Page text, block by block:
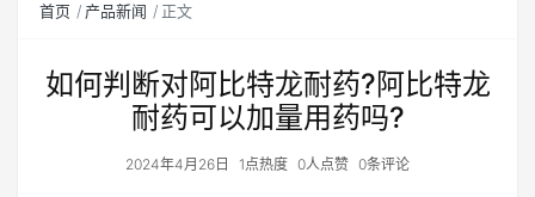
首页 产品新闻 正文
如何判断对阿比特龙耐药?阿比特龙
耐药可以加量用药吗?
2024年4月26日 1点热度 0人点赞 0条评论